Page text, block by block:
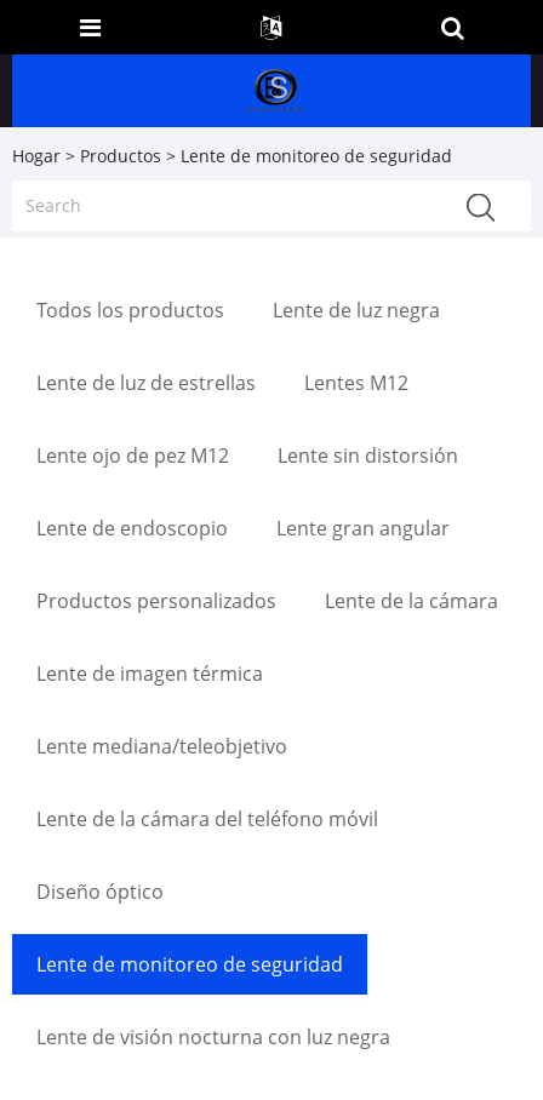
Hogar > Productos > Lente de monitoreo de seguridad
Todos los productos Lente de luz negra
Lente de luz de estrellas Lentes M12
Lente ojo de pez M12 Lente sin distorsión
Lente de endoscopio Lente gran angular
Productos personalizados Lente de la cámara
Lente de imagen térmica
Lente mediana/teleobjetivo
Lente de la cámara del teléfono móvil
Diseño óptico
Lente de monitoreo de seguridad
Lente de visión nocturna con luz negra